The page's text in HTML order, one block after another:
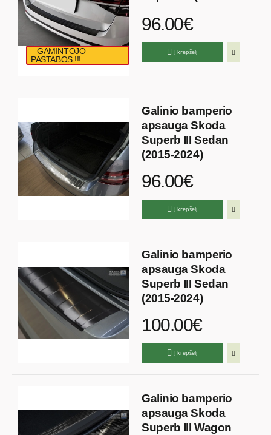
GAMINTOJO
PASTABOS !!!
96.00€
Į krepšelį
Galinio bamperio
apsauga Skoda
Superb III Sedan
(2015-2024)
96.00€
Į krepšelį
Galinio bamperio
apsauga Skoda
Superb III Sedan
(2015-2024)
100.00€
Į krepšelį
Galinio bamperio
apsauga Skoda
Superb III Wagon